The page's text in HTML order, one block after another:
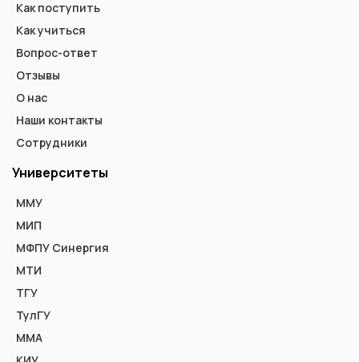
Как поступить
Как учиться
Вопрос-ответ
Отзывы
О нас
Наши контакты
Сотрудники
Университеты
ММУ
МИП
МФПУ Синергия
МТИ
ТГУ
ТулГУ
ММА